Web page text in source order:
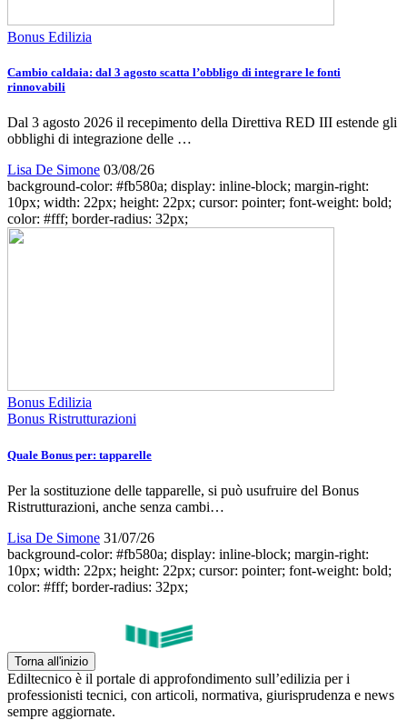
Bonus Edilizia
Cambio caldaia: dal 3 agosto scatta l’obbligo di integrare le fonti
rinnovabili
Dal 3 agosto 2026 il recepimento della Direttiva RED III estende gli
obblighi di integrazione delle …
Lisa De Simone 03/08/26
background-color: #fb580a; display: inline-block; margin-right:
10px; width: 22px; height: 22px; cursor: pointer; font-weight: bold;
color: #fff; border-radius: 32px;
Bonus Edilizia
Bonus Ristrutturazioni
Quale Bonus per: tapparelle
Per la sostituzione delle tapparelle, si può usufruire del Bonus
Ristrutturazioni, anche senza cambi…
Lisa De Simone 31/07/26
background-color: #fb580a; display: inline-block; margin-right:
10px; width: 22px; height: 22px; cursor: pointer; font-weight: bold;
color: #fff; border-radius: 32px;
Torna all'inizio
Ediltecnico è il portale di approfondimento sull’edilizia per i
professionisti tecnici, con articoli, normativa, giurisprudenza e news
sempre aggiornate.